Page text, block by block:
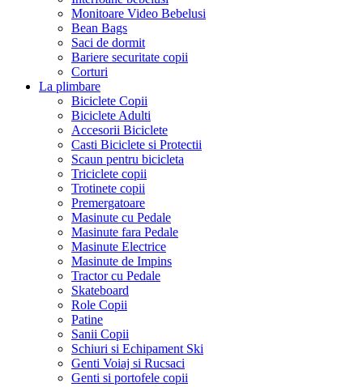
Monitoare Video Bebelusi
Bean Bags
Saci de dormit
Bariere securitate copii
Corturi
La plimbare
Biciclete Copii
Biciclete Adulti
Accesorii Biciclete
Casti Biciclete si Protectii
Scaun pentru bicicleta
Triciclete copii
Trotinete copii
Premergatoare
Masinute cu Pedale
Masinute fara Pedale
Masinute Electrice
Masinute de Impins
Tractor cu Pedale
Skateboard
Role Copii
Patine
Sanii Copii
Schiuri si Echipament Ski
Genti Voiaj si Rucsaci
Genti si portofele copii